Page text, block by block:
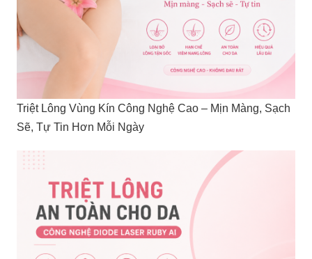
Triệt Lông Vùng Kín Công Nghệ Cao – Mịn Màng, Sạch
Sẽ, Tự Tin Hơn Mỗi Ngày